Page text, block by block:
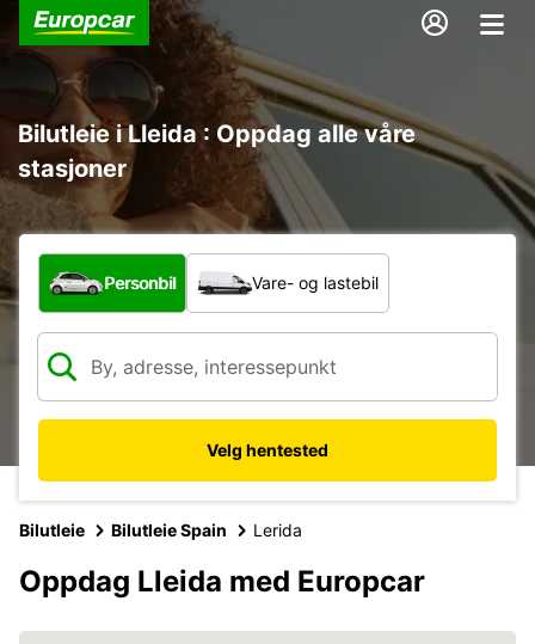
Bilutleie i Lleida : Oppdag alle våre
stasjoner
Hvilken type bil?
Personbil Vare- og lastebil
Velg hentested
Bilutleie Bilutleie Spain Lerida
Oppdag Lleida med Europcar